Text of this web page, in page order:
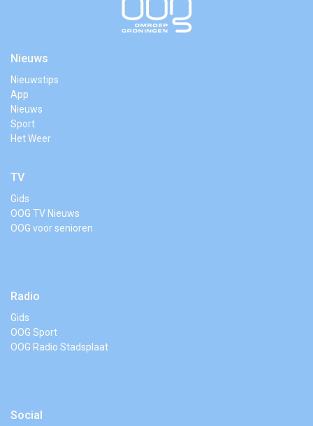
Nieuws
Nieuwstips
App
Nieuws
Sport
Het Weer
TV
Gids
OOG TV Nieuws
OOG voor senioren
Radio
Gids
OOG Sport
OOG Radio Stadsplaat
Social